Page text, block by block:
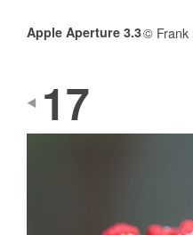
Apple Aperture 3.3© Frank
17